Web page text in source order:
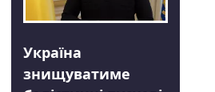
Україна
знищуватиме